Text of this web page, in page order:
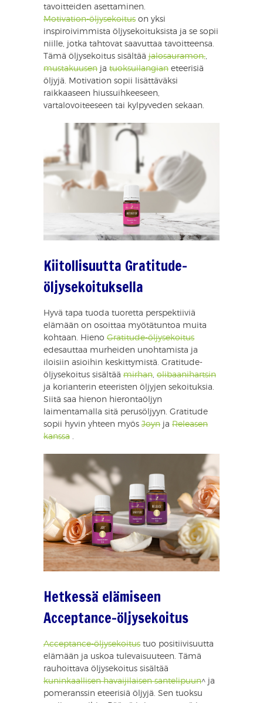
tavoitteiden asettaminen.
Motivation-öljysekoitus on yksi
inspiroivimmista öljysekoituksista ja se sopii
niille, jotka tahtovat saavuttaa tavoitteensa.
Tämä öljysekoitus sisältää jalosauramon,,
mustakuusen ja tuoksuilangian eteerisiä
öljyjä. Motivation sopii lisättäväksi
raikkaaseen hiussuihkeeseen,
vartalovoiteeseen tai kylpyveden sekaan.
Kiitollisuutta Gratitude-
öljysekoituksella
Hyvä tapa tuoda tuoretta perspektiiviä
elämään on osoittaa myötätuntoa muita
kohtaan. Hieno Gratitude-öljysekoitus
edesauttaa murheiden unohtamista ja
iloisiin asioihin keskittymistä. Gratitude-
öljysekoitus sisältää mirhan, olibaanihartsin
ja korianterin eteeristen öljyjen sekoituksia.
Siitä saa hienon hierontaöljyn
laimentamalla sitä perusöljyyn. Gratitude
sopii hyvin yhteen myös Joyn ja Releasen
kanssa .
Hetkessä elämiseen
Acceptance-öljysekoitus
Acceptance-öljysekoitus tuo positiivisuutta
elämään ja uskoa tulevaisuuteen. Tämä
rauhoittava öljysekoitus sisältää
kuninkaallisen havaijilaisen santelipuun^ ja
pomeranssin eteerisiä öljyjä. Sen tuoksu